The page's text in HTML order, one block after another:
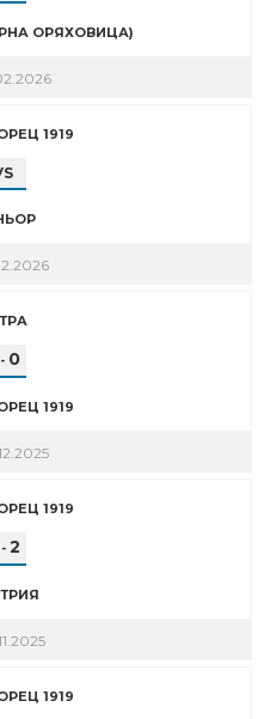
ОРЯХОВИЦА)
1919
- 0
1919
1919
2
1919